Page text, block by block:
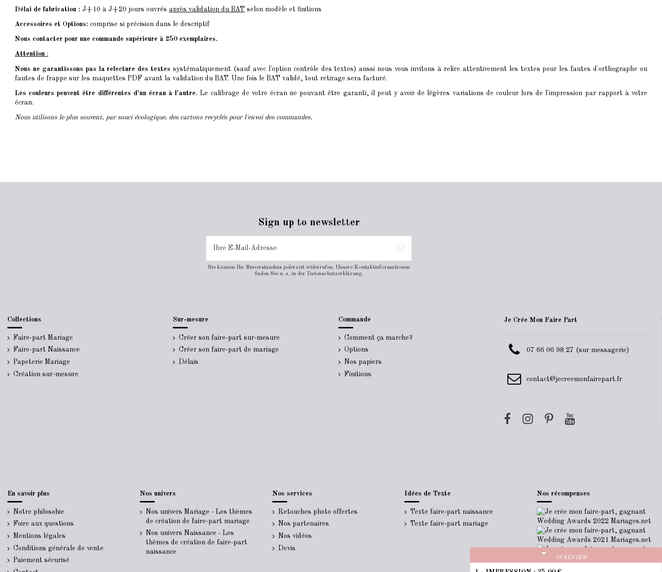
arrow_drop_down OVERVIEW
Délai de fabrication : J+10 à J+20 jours ouvrés après validation du BAT selon modèle et finitions
Accessoires et Options: comprise si précision dans le descriptif
Nous contacter pour une commande supérieure à 250 exemplaires.
Attention :
Nous ne garantissons pas la relecture des textes systématiquement (sauf avec l'option contrôle des textes) aussi nous vous invitons à relire attentivement les textes pour les fautes d'orthographe ou
fautes de frappe sur les maquettes PDF avant la validation du BAT. Une fois le BAT validé, tout retirage sera facturé.
Les couleurs peuvent être différentes d'un écran à l'autre. Le calibrage de votre écran ne pouvant être garanti, il peut y avoir de légères variations de couleur lors de l'impression par rapport à votre
écran.
Nous utilisons le plus souvent, par souci écologique, des cartons recyclés pour l'envoi des commandes.
Sign up to newsletter
Sie können Ihr Einverständnis jederzeit widerrufen. Unsere Kontaktinformationen
finden Sie u. a. in der Datenschutzerklärung.
Collections
Faire-part Mariage
Faire-part Naissance
Papeterie Mariage
Création sur-mesure
Sur-mesure
Créer son faire-part sur-mesure
Créer son faire-part de mariage
Délais
Commande
Comment ça marche?
Options
Nos papiers
Finitions
Je Crée Mon Faire Part
07 66 06 98 27 (sur messagerie)
contact@jecreemonfairepart.fr
En savoir plus
Notre philosohie
Foire aux questions
Mentions légales
Conditions générale de vente
Paiement sécurisé
Nos univers
Nos univers Mariage - Les thèmes
de création de faire-part mariage
Nos univers Naissance - Les
thèmes de création de faire-part
naissance
Nos services
Retouches photo offertes
Nos partenaires
Nos vidéos
Devis
Idées de Texte
Texte faire-part naissance
Texte faire-part mariage
Nos récompenses